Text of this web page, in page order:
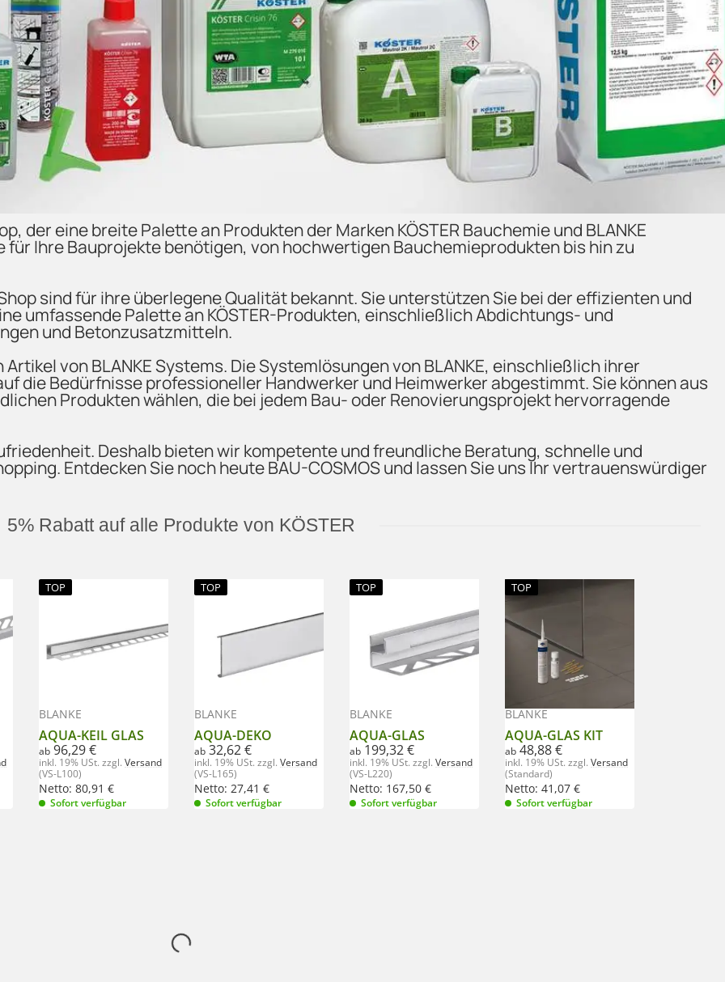
der eine breite Palette an Produkten der Marken KÖSTER Bauchemie und BLANKE
Ihre Bauprojekte benötigen, von hochwertigen Bauchemieprodukten bis hin zu
sind für ihre überlegene Qualität bekannt. Sie unterstützen Sie bei der effizienten und
umfassende Palette an KÖSTER-Produkten, einschließlich Abdichtungs- und
und Betonzusatzmitteln.
von BLANKE Systems. Die Systemlösungen von BLANKE, einschließlich ihrer
die Bedürfnisse professioneller Handwerker und Heimwerker abgestimmt. Sie können aus
Produkten wählen, die bei jedem Bau- oder Renovierungsprojekt hervorragende
Deshalb bieten wir kompetente und freundliche Beratung, schnelle und
Entdecken Sie noch heute BAU-COSMOS und lassen Sie uns Ihr vertrauenswürdiger
5% Rabatt auf alle Produkte von KÖSTER
TOP
BLANKE
AQUA-KEIL GLAS
ab 96,29 €
inkl. 19% USt. zzgl. Versand
(VS-L100)
Netto: 80,91 €
Sofort verfügbar
TOP
BLANKE
AQUA-DEKO
ab 32,62 €
inkl. 19% USt. zzgl. Versand
(VS-L165)
Netto: 27,41 €
Sofort verfügbar
TOP
BLANKE
AQUA-GLAS
ab 199,32 €
inkl. 19% USt. zzgl. Versand
(VS-L220)
Netto: 167,50 €
Sofort verfügbar
TOP
BLANKE
AQUA-GLAS KIT
ab 48,88 €
inkl. 19% USt. zzgl. Versand
(Standard)
Netto: 41,07 €
Sofort verfügbar